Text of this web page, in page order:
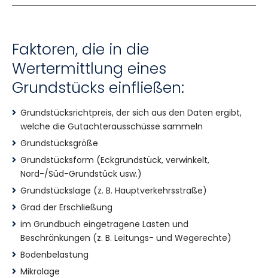
Faktoren, die in die
Wertermittlung eines
Grundstücks einfließen:
Grundstücksrichtpreis, der sich aus den Daten ergibt,
welche die Gutachterausschüsse sammeln
Grundstücksgröße
Grundstücksform (Eckgrundstück, verwinkelt,
Nord-/Süd-Grundstück usw.)
Grundstückslage (z. B. Hauptverkehrsstraße)
Grad der Erschließung
im Grundbuch eingetragene Lasten und
Beschränkungen (z. B. Leitungs- und Wegerechte)
Bodenbelastung
Mikrolage